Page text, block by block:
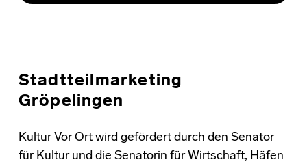
Stadtteilmarketing
Gröpelingen
Kultur Vor Ort wird gefördert durch den Senator
für Kultur und die Senatorin für Wirtschaft, Häfen